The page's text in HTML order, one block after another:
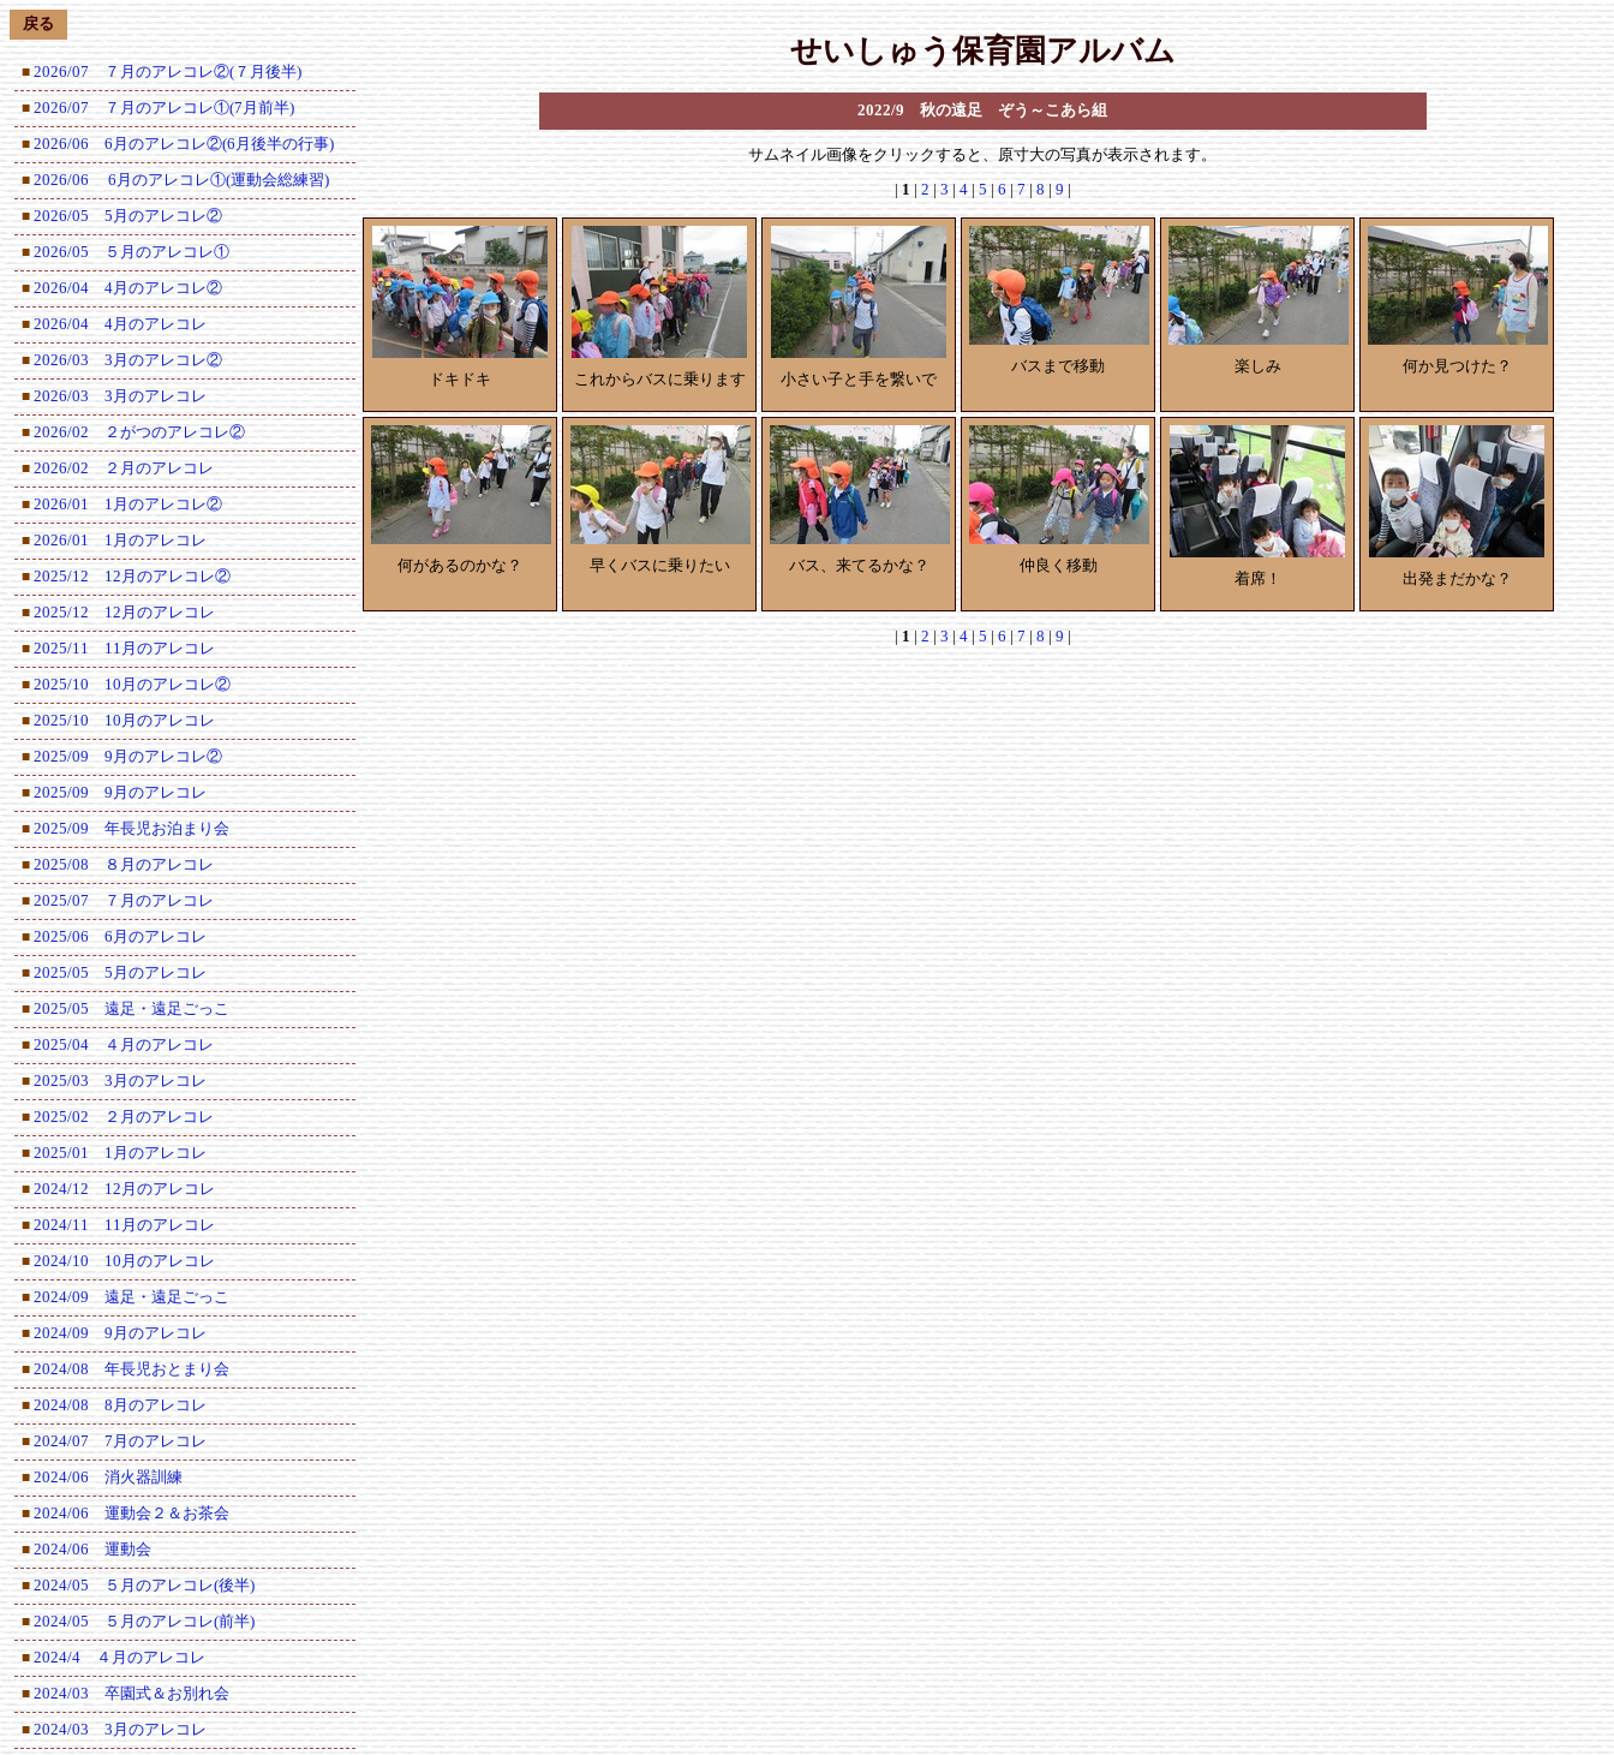
戻る
■ 2026/07 ７月のアレコレ②(７月後半)
■ 2026/07 ７月のアレコレ①(7月前半)
■ 2026/06 6月のアレコレ②(6月後半の行事)
■ 2026/06 6月のアレコレ①(運動会総練習)
■ 2026/05 5月のアレコレ②
■ 2026/05 ５月のアレコレ①
■ 2026/04 4月のアレコレ②
■ 2026/04 4月のアレコレ
■ 2026/03 3月のアレコレ②
■ 2026/03 3月のアレコレ
■ 2026/02 ２がつのアレコレ②
■ 2026/02 ２月のアレコレ
■ 2026/01 1月のアレコレ②
■ 2026/01 1月のアレコレ
■ 2025/12 12月のアレコレ②
■ 2025/12 12月のアレコレ
■ 2025/11 11月のアレコレ
■ 2025/10 10月のアレコレ②
■ 2025/10 10月のアレコレ
■ 2025/09 9月のアレコレ②
■ 2025/09 9月のアレコレ
■ 2025/09 年長児お泊まり会
■ 2025/08 ８月のアレコレ
■ 2025/07 ７月のアレコレ
■ 2025/06 6月のアレコレ
■ 2025/05 5月のアレコレ
■ 2025/05 遠足・遠足ごっこ
■ 2025/04 ４月のアレコレ
■ 2025/03 3月のアレコレ
■ 2025/02 ２月のアレコレ
■ 2025/01 1月のアレコレ
■ 2024/12 12月のアレコレ
■ 2024/11 11月のアレコレ
■ 2024/10 10月のアレコレ
■ 2024/09 遠足・遠足ごっこ
■ 2024/09 9月のアレコレ
■ 2024/08 年長児おとまり会
■ 2024/08 8月のアレコレ
■ 2024/07 7月のアレコレ
■ 2024/06 消火器訓練
■ 2024/06 運動会２＆お茶会
■ 2024/06 運動会
■ 2024/05 ５月のアレコレ(後半)
■ 2024/05 ５月のアレコレ(前半)
■ 2024/4 ４月のアレコレ
■ 2024/03 卒園式＆お別れ会
■ 2024/03 3月のアレコレ
せいしゅう保育園アルバム
2022/9 秋の遠足 ぞう～こあら組
サムネイル画像をクリックすると、原寸大の写真が表示されます。
| 1 | 2 | 3 | 4| 5 | 6| 7| 8 | 9 |
ドキドキ これからバスに乗ります 小さい子と手を繋いで
バスまで移動 楽しみ 何か見つけた？
何があるのかな？ 早くバスに乗りたい バス、来てるかな？ 仲良く移動
着席！ 出発まだかな？
1 2 3 4| 5 6 7 8 9